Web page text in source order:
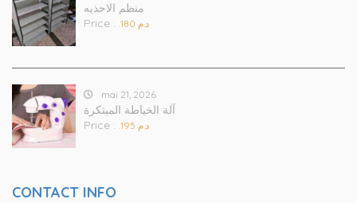
منظم الاحذيه
Price :
.د.م 180
mai 21, 2026
آلة الخياطة المبتكرة
Price :
.د.م 195
CONTACT INFO